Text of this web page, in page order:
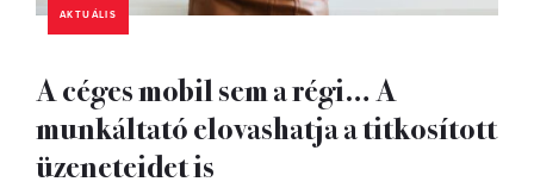
AKTUÁLIS
A céges mobil sem a régi… A
munkáltató elovashatja a titkosított
üzeneteidet is